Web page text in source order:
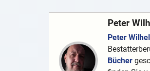
Peter
Peter
Bücher